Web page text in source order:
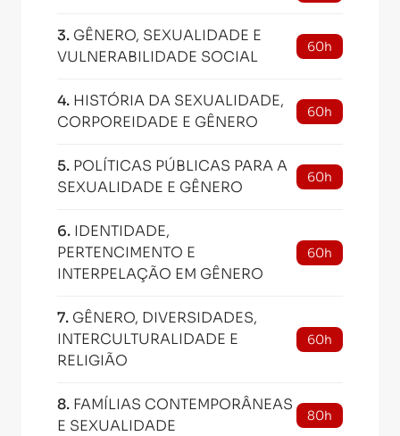
3. GÊNERO, SEXUALIDADE E
VULNERABILIDADE SOCIAL
60h
4. HISTÓRIA DA SEXUALIDADE,
CORPOREIDADE E GÊNERO
60h
5. POLÍTICAS PÚBLICAS PARA A
SEXUALIDADE E GÊNERO
60h
6. IDENTIDADE,
PERTENCIMENTO E
INTERPELAÇÃO EM GÊNERO
60h
7. GÊNERO, DIVERSIDADES,
INTERCULTURALIDADE E
RELIGIÃO
60h
8. FAMÍLIAS CONTEMPORÂNEAS
E SEXUALIDADE
80h